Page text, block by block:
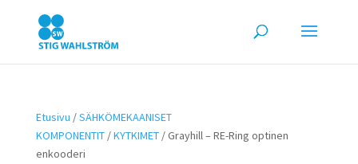
Etusivu /SÄHKÖMEKAANISET
KOMPONENTIT/KYTKIMET/ Grayhill – RE-Ring optinen
enkooderi